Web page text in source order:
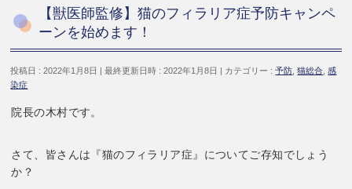
【獣医師監修】猫のフィラリア症予防キャンペ
ーンを始めます！
投稿日 : 2022年1月8日 最終更新日時 : 2022年1月8日 カテゴリー :予防,猫総合,感
染症
院長の木村です。
さて、皆さんは『猫のフィラリア症』についてご存知でしょう
か？